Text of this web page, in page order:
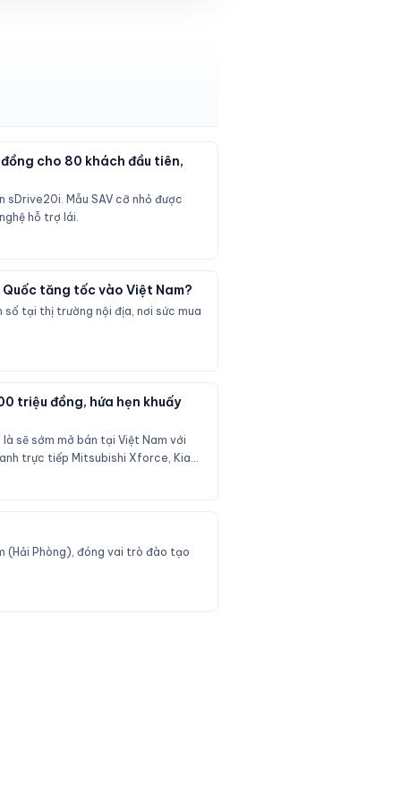
cho 80 khách đầu tiên,
sDrive20i. Mẫu SAV cỡ nhỏ được
hỗ trợ lái.
tăng tốc vào Việt Nam?
tại thị trường nội địa, nơi sức mua
triệu đồng, hứa hẹn khuấy
sẽ sớm mở bán tại Việt Nam với
trực tiếp Mitsubishi Xforce, Kia
(Hải Phòng), đóng vai trò đào tạo